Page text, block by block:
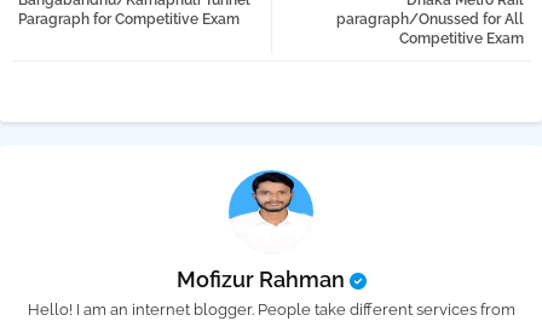
tter
paragraph/Onussed for All
Competitive Exam
Paragraph for Competitive Exam
Mofizur Rahman
Hello! I am an internet blogger. People take different services from